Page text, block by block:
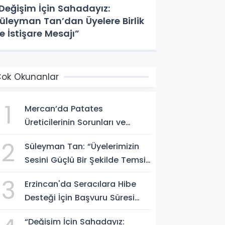
İçin Sahadayız:
Tan’dan Üyelere Birlik
İstişare Mesajı”
Okunanlar
1
Mercan’da Patates
Üreticilerinin Sorunları ve
Yatırıldı
2
Süleyman Tan: “Üyelerimizin
Sesini Güçlü Bir Şekilde Temsil
3
Erzincan'da Seracılara Hibe
Desteği İçin Başvuru Süresi
“Değişim İçin Sahadayız: